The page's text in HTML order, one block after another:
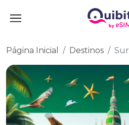
Página Inicial Destinos